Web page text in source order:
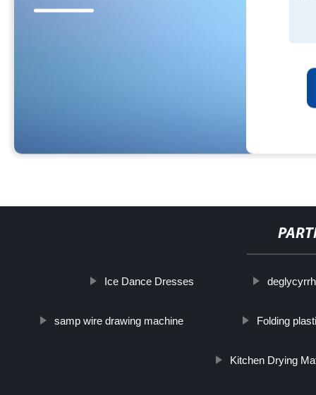
Ice Dance Dresses
samp wire drawing machine Folding
Kitchen Drying